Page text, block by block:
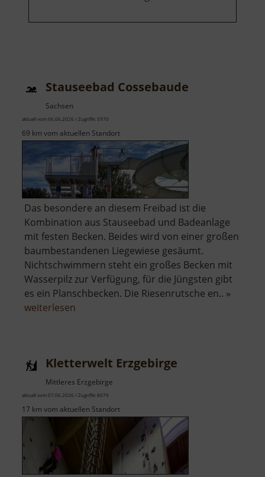
Stauseebad Cossebaude
Sachsen
aktuell vom 06.06.2026 / Zugriffe: 5970
69 km vom aktuellen Standort
Das besondere an diesem Freibad ist die
Kombination aus Stauseebad und Badeanlage
mit festen Becken. Beides wird von einer großen
baumbestandenen Liegewiese gesäumt.
Nichtschwimmern steht ein großes Becken mit
Wasserpilz zur Verfügung, für die Jüngsten gibt
es ein Planschbecken. Die Riesenrutsche en.. »
weiterlesen
Kletterwelt Erzgebirge
Mittleres Erzgebirge
aktuell vom 07.06.2026 / Zugriffe: 8079
17 km vom aktuellen Standort